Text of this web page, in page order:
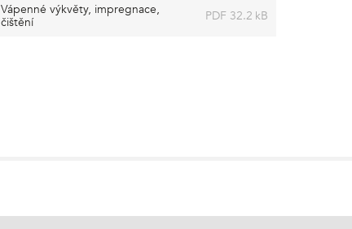
Vápenné výkvěty, impregnace,
čištění
PDF 32.2 kB